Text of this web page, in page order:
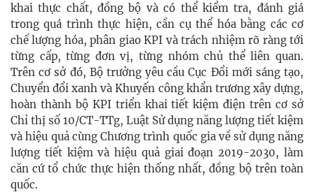
khai thực chất, đồng bộ và có thể kiểm tra, đánh giá
trong quá trình thực hiện, cần cụ thể hóa bằng các cơ
chế lượng hóa, phân giao KPI và trách nhiệm rõ ràng tới
từng cấp, từng đơn vị, từng nhóm chủ thể liên quan.
Trên cơ sở đó, Bộ trưởng yêu cầu Cục Đổi mới sáng tạo,
Chuyển đổi xanh và Khuyến công khẩn trương xây dựng,
hoàn thành bộ KPI triển khai tiết kiệm điện trên cơ sở
Chỉ thị số 10/CT-TTg, Luật Sử dụng năng lượng tiết kiệm
và hiệu quả cùng Chương trình quốc gia về sử dụng năng
lượng tiết kiệm và hiệu quả giai đoạn 2019-2030, làm
căn cứ tổ chức thực hiện thống nhất, đồng bộ trên toàn
quốc.